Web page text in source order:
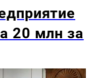
20 млн за